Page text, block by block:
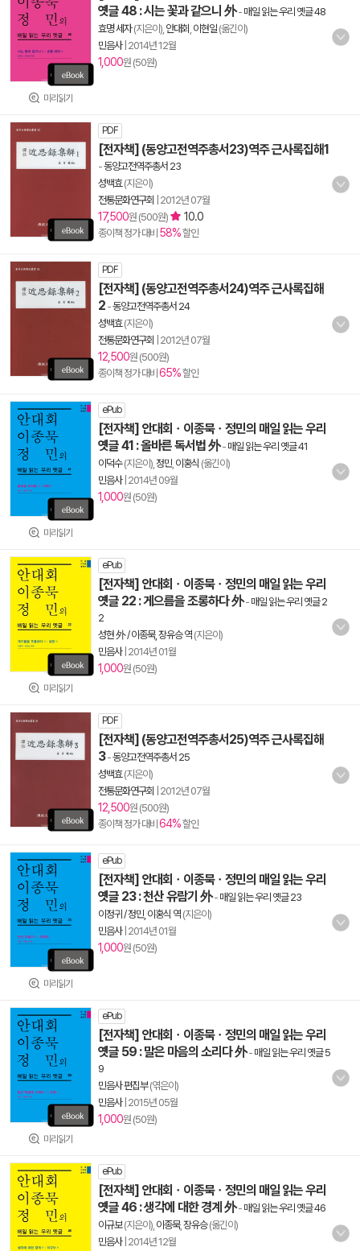
미리읽기
옛글 48 : 시는 꽃과 같으니 外- 매일 읽는 우리 옛글 48
효명 세자(지은이), 안대회 이현일 (옮긴이)
민음사| 2014년 12월
1,000원 (50원)
PDF
[전자책] (동양고전역주총서23)역주 근사록집해1
-동양고전역주총서 23
성백효(지은이)
전통문화연구회
2012년 07월
17,500원 (500원) 10.0
종이책 정가 대비 58%할인
PDF
[전자책] (동양고전역주총서24)역주 근사록집해
2 -동양고전역주총서 24
성백효(지은이)
전통문화연구회
2012년 07월
12,500원 (500원)
종이책 정가 대비 65%할인
미리읽기
ePub
[전자책] 안대회ㆍ이종묵ㆍ정민의 매일 읽는 우리
옛글 41 : 올바른 독서법 外- 매일 읽는 우리 옛글 41
이덕수(지은이), 정민, 이홍식 (옮긴이)
민음사| 2014년 09월
1,000원 (50원)
미리읽기
ePub
[전자책] 안대회ㆍ이종묵ㆍ정민의 매일 읽는 우리
옛글 22 : 게으름을 조롱하다 外- 매일 읽는 우리 옛글 2
2
성현 外 / 이종묵, 장유승 역 (지은이)
민음사| 2014년 01월
1,000원 (50원)
PDF
[전자책] (동양고전역주총서25)역주 근사록집해
3-동양고전역주총서 25
성백효(지은이)
전통문화연구회
2012년 07월
12,500원 (500원)
종이책 정가 대비 64%할인
미리읽기
ePub
[전자책] 안대회ㆍ이종묵ㆍ정민의 매일 읽는 우리
옛글 23 : 천산 유람기 外- 매일 읽는 우리 옛글 23
이정귀 / 정민, 이홍식 역 (지은이)
민음사| 2014년 01월
1,000원 (50원)
미리읽기
ePub
[전자책] 안대회ㆍ이종묵ㆍ정민의 매일 읽는 우리
옛글 59 : 말은 마음의 소리다 外- 매일 읽는 우리 옛글 5
9
민음사 편집부(엮은이)
민음사| 2015년 05월
1,000원 (50원)
ePub
[전자책] 안대회ㆍ이종묵ㆍ정민의 매일 읽는 우리
옛글 46 : 생각에 대한 경계 外- 매일 읽는 우리 옛글 46
이규보(지은이), 이종묵, 장유승(옮긴이)
민음사| 2014년 12월